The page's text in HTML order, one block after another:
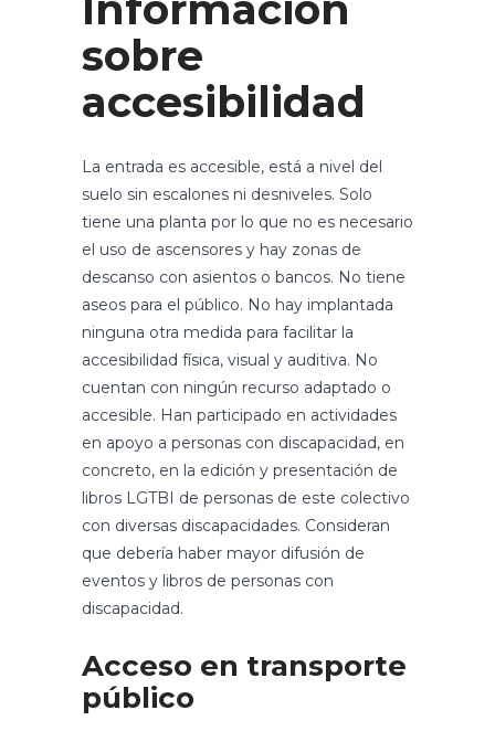
sobre
accesibilidad
La entrada es accesible, está a nivel del
suelo sin escalones ni desniveles. Solo
tiene una planta por lo que no es necesario
el uso de ascensores y hay zonas de
descanso con asientos o bancos. No tiene
aseos para el público. No hay implantada
ninguna otra medida para facilitar la
accesibilidad física, visual y auditiva. No
cuentan con ningún recurso adaptado o
accesible. Han participado en actividades
en apoyo a personas con discapacidad, en
concreto, en la edición y presentación de
libros LGTBI de personas de este colectivo
con diversas discapacidades. Consideran
que debería haber mayor difusión de
eventos y libros de personas con
discapacidad.
Acceso en transporte
público